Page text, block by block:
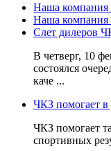
Наша компания
Наша компания
Слет дилеров
В четверг, 10
состоялся
каче ...
ЧКЗ помогает в
ЧКЗ помогает
спортивных